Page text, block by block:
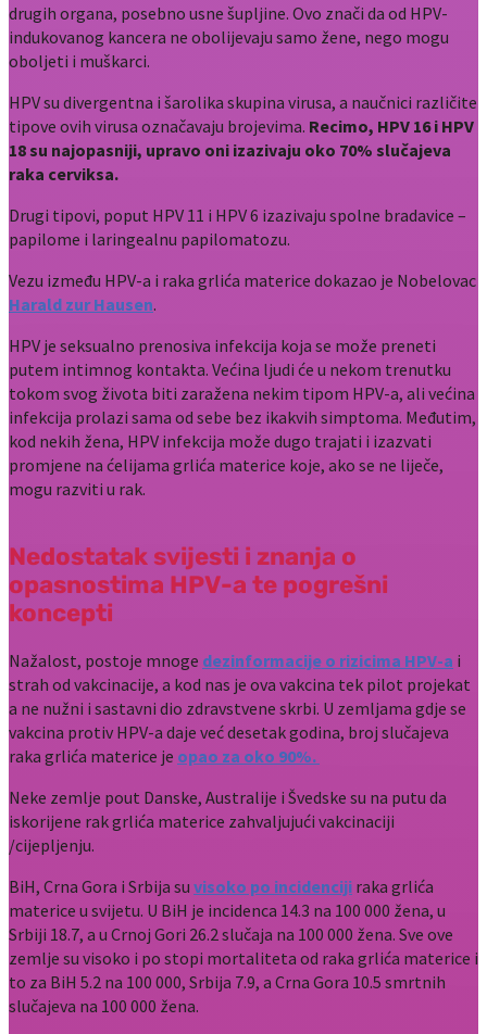
drugih organa, posebno usne šupljine. Ovo znači da od HPV-
indukovanog kancera ne obolijevaju samo žene, nego mogu
oboljeti i muškarci.
HPV su divergentna i šarolika skupina virusa, a naučnici različite
tipove ovih virusa označavaju brojevima. Recimo, HPV 16 i HPV
18 su najopasniji, upravo oni izazivaju oko 70% slučajeva
raka cerviksa.
Drugi tipovi, poput HPV 11 i HPV 6 izazivaju spolne bradavice –
papilome i laringealnu papilomatozu.
Vezu između HPV-a i raka grlića materice dokazao je Nobelovac
Harald zur Hausen.
HPV je seksualno prenosiva infekcija koja se može preneti
putem intimnog kontakta. Većina ljudi će u nekom trenutku
tokom svog života biti zaražena nekim tipom HPV-a, ali većina
infekcija prolazi sama od sebe bez ikakvih simptoma. Međutim,
kod nekih žena, HPV infekcija može dugo trajati i izazvati
promjene na ćelijama grlića materice koje, ako se ne liječe,
mogu razviti u rak.
Nedostatak svijesti i znanja o
opasnostima HPV-a te pogrešni
koncepti
Nažalost, postoje mnoge dezinformacije o rizicima HPV-a i
strah od vakcinacije, a kod nas je ova vakcina tek pilot projekat
a ne nužni i sastavni dio zdravstvene skrbi. U zemljama gdje se
vakcina protiv HPV-a daje već desetak godina, broj slučajeva
raka grlića materice je opao za oko 90%.
Neke zemlje pout Danske, Australije i Švedske su na putu da
iskorijene rak grlića materice zahvaljujući vakcinaciji
/cijepljenju.
BiH, Crna Gora i Srbija su visoko po incidenciji raka grlića
materice u svijetu. U BiH je incidenca 14.3 na 100 000 žena, u
Srbiji 18.7, a u Crnoj Gori 26.2 slučaja na 100 000 žena. Sve ove
zemlje su visoko i po stopi mortaliteta od raka grlića materice i
to za BiH 5.2 na 100 000, Srbija 7.9, a Crna Gora 10.5 smrtnih
slučajeva na 100 000 žena.